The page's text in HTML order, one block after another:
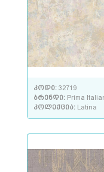
კოდი: 32719
ბრენდი: Prima
კოლექცია: Latina